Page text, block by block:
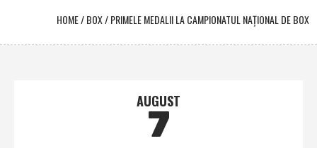
HOME/BOX/PRIMELE MEDALII LA CAMPIONATUL NAŢIONAL DE BOX
AUGUST
7